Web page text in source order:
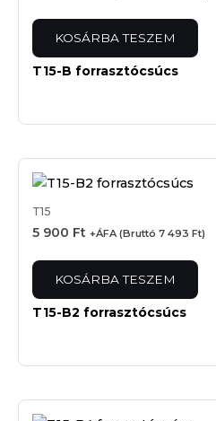
KOSÁRBA TESZEM
T15-B forrasztócsúcs
T15
5 900 Ft +ÁFA (Bruttó 7 493 Ft)
KOSÁRBA TESZEM
T15-B2 forrasztócsúcs